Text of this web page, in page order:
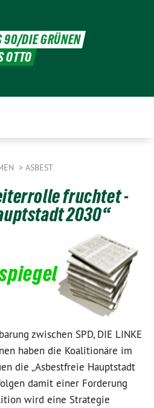
90/DIE GRÜNEN
OTTO
ASBEST
fruchtet -
2030“
zwischen SPD, DIE LINKE
haben die Koalitionäre im
die „Asbestfreie Hauptstadt
damit einer Forderung
wird eine Strategie